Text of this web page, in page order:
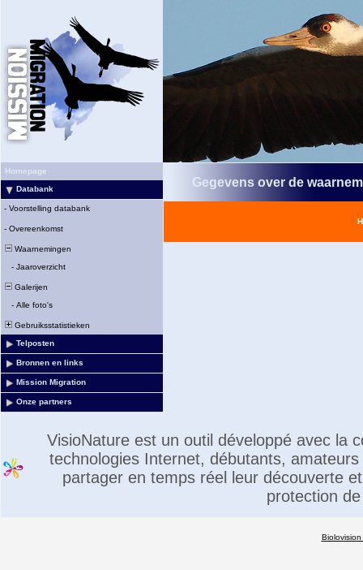
Homepage
Databank
- Voorstelling databank
- Overeenkomst
Waarnemingen
- Jaaroverzicht
Galerijen
- Alle foto's
Gebruiksstatistieken
Telposten
Bronnen en links
Mission Migration
Onze partners
Gegevens over de
VisioNature est un outil développé avec la
technologies Internet, débutants,
partager en temps réel leur découverte
protection
Biolovision